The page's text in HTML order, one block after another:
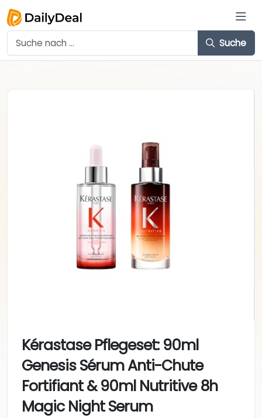
Suche
Kérastase Pflegeset: 90ml
Genesis Sérum Anti-Chute
Fortifiant & 90ml Nutritive 8h
Magic Night Serum